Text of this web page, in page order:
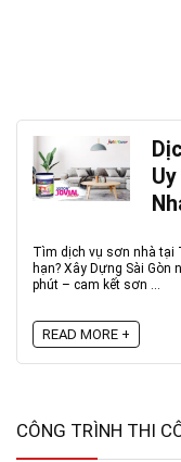
Tìm dịch vụ sơn nhà tại
hạn? Xây Dựng Sài
phút – cam kết sơn ...
READ MORE +
CÔNG TRÌNH THI